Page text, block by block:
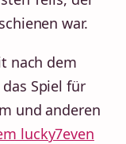
war.
nach dem
Spiel für
und anderen
lucky7even